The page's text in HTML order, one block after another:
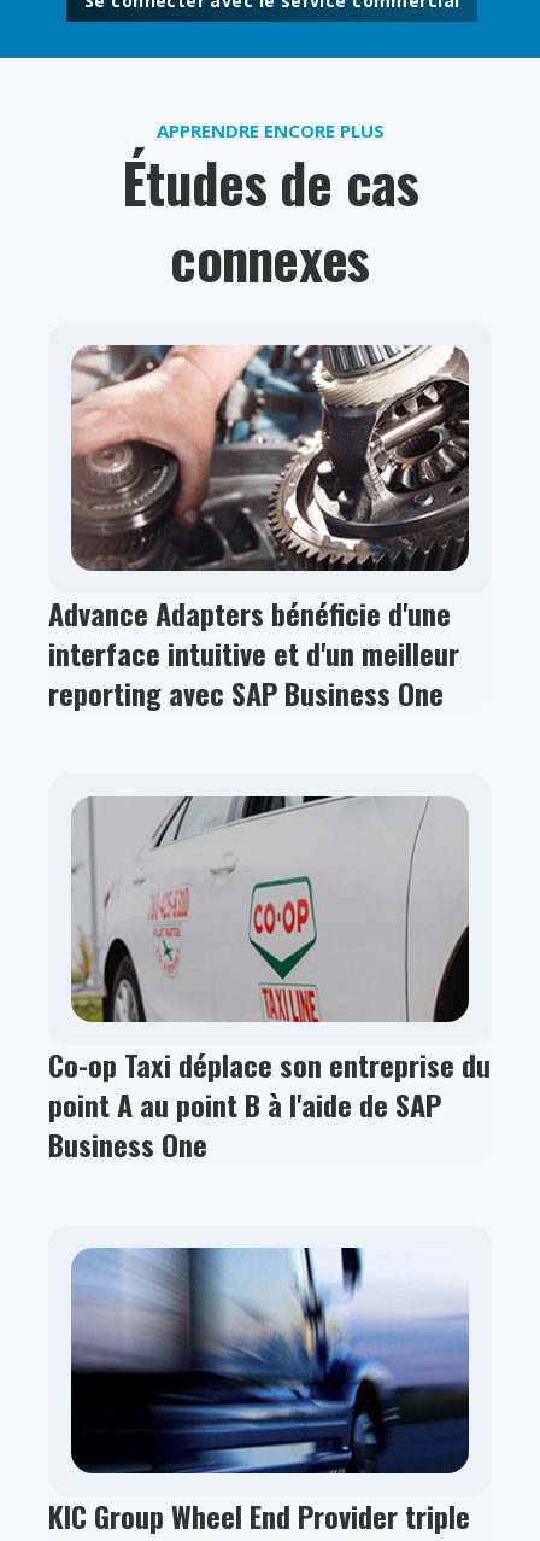
APPRENDRE ENCORE PLUS
Études de cas
connexes
Advance Adapters bénéficie d'une
interface intuitive et d'un meilleur
reporting avec SAP Business One
Co-op Taxi déplace son entreprise du
point A au point B à l'aide de SAP
Business One
KIC Group Wheel End Provider triple